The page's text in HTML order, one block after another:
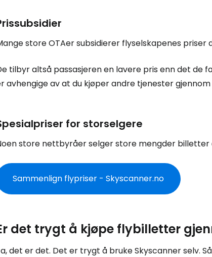
store OTAer subsidierer flyselskapenes priser
tilbyr altså passasjeren en lavere pris enn det de
avhengige av at du kjøper andre tjenester
for storselgere
store nettbyråer selger store mengder billetter
Sammenlign flypriser - Skyscanner.no
det trygt å kjøpe flybilletter
det er det. Det er trygt å bruke Skyscanner selv.